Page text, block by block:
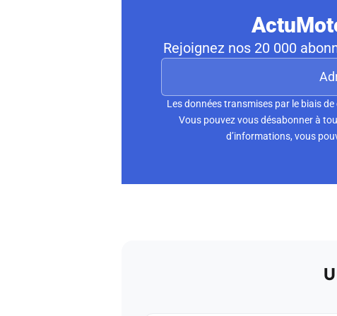
Rejoignez nos 20 000
Les données transmises par le biais
Vous pouvez vous désabonner à
d’informations, vous